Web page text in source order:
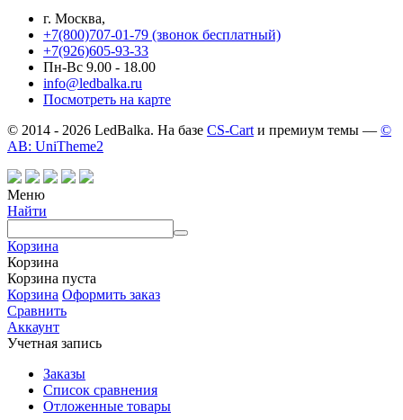
г. Москва,
+7(800)707-01-79 (звонок бесплатный)
+7(926)605-93-33
Пн-Вс 9.00 - 18.00
info@ledbalka.ru
Посмотреть на карте
© 2014 - 2026 LedBalka. На базе CS-Cart и премиум темы — ©
AB: UniTheme2
Меню
Найти
Корзина
Корзина
Корзина пуста
Корзина Оформить заказ
Сравнить
Аккаунт
Учетная запись
Заказы
Список сравнения
Отложенные товары